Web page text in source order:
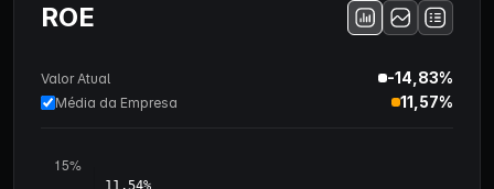
ROE
Valor Atual -14,83%
Média da Empresa 11,57%